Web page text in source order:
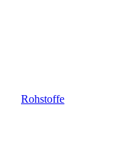
Rohstoffe